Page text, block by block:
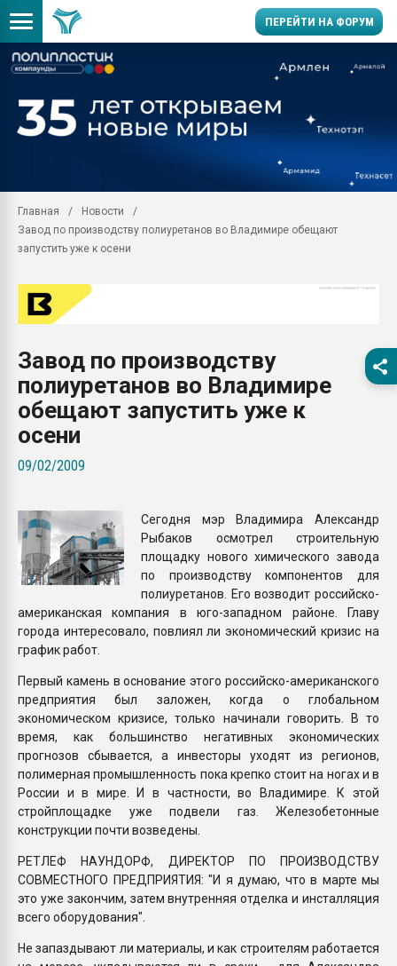
ПЕРЕЙТИ НА ФОРУМ
универсальны, что
умельцы изготовили
Продажа готового
производство SPC
29.07.2026 ФРП помог
Помощь в подборе
Подмосковье, Москва
28.07.2026
первый план в
пластмасс
Главная
Новости
Завод по производству полиуретанов во Владимире обещают
запустить уже к осени
Завод по производству
полиуретанов во Владимире
обещают запустить уже к
осени
09/02/2009
Сегодня мэр Владимира Александр
Рыбаков осмотрел строительную
площадку нового химического завода
по производству компонентов для
полиуретанов. Его возводит российско-
американская компания в юго-западном районе. Главу
города интересовало, повлиял ли экономический кризис на
график работ.
Первый камень в основание этого российско-американского
предприятия был заложен, когда о глобальном
экономическом кризисе, только начинали говорить. В то
время, как большинство негативных экономических
прогнозов сбывается, а инвесторы уходят из регионов,
полимерная промышленность пока крепко стоит на ногах и в
России и в мире. И в частности, во Владимире. К этой
стройплощадке уже подвели газ. Железобетонные
конструкции почти возведены.
РЕТЛЕФ НАУНДОРФ, ДИРЕКТОР ПО ПРОИЗВОДСТВУ
СОВМЕСТНОГО ПРЕДПРИЯТИЯ: "И я думаю, что в марте мы
это уже закончим, затем внутренняя отделка и инсталляция
всего оборудования".
Не запаздывают ли материалы, и как строителям работается